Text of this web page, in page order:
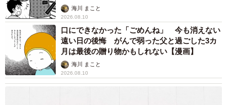
海川 まこと
2026.08.10
口にできなかった「ごめんね」 今も消えない
遠い日の後悔 がんで弱った父と過ごした3カ
月は最後の贈り物かもしれない【漫画】
海川 まこと
2026.08.10